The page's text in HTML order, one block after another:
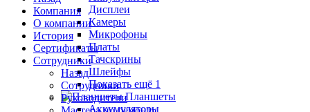
Дисплеи
Камеры
Микрофоны
Платы
Тачскрины
Шлейфы
Показать ещё 1
Планшеты
Аккумуляторы
Компания
О компании
История
Сертификаты
Сотрудники
Назад
Сотрудники
Руководители